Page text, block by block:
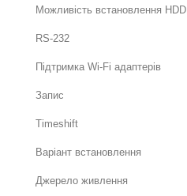
Можливість встановлення HDD
RS-232
Підтримка Wi-Fi адаптерів
Запис
Timeshift
Варіант встановлення
Джерело живлення